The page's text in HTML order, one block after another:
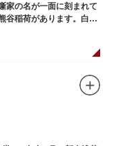
家の名が一面に刻まれて
谷稲荷があります。白狐
のです。